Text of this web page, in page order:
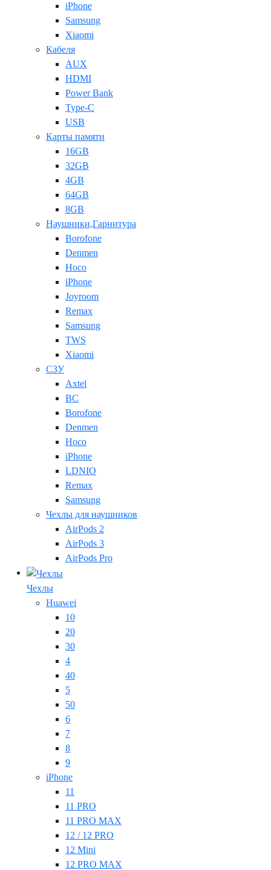
iPhone
Samsung
Xiaomi
Кабеля
AUX
HDMI
Power Bank
Type-C
USB
Карты памяти
16GB
32GB
4GB
64GB
8GB
Наушники,Гарнитура
Borofone
Denmen
Hoco
iPhone
Joyroom
Remax
Samsung
TWS
Xiaomi
СЗУ
Axtel
BC
Borofone
Denmen
Hoco
iPhone
LDNIO
Remax
Samsung
Чехлы для наушников
AirPods 2
AirPods 3
AirPods Pro
Чехлы
Huawei
10
20
30
4
40
5
50
6
7
8
9
iPhone
11
11 PRO
11 PRO MAX
12 / 12 PRO
12 Mini
12 PRO MAX